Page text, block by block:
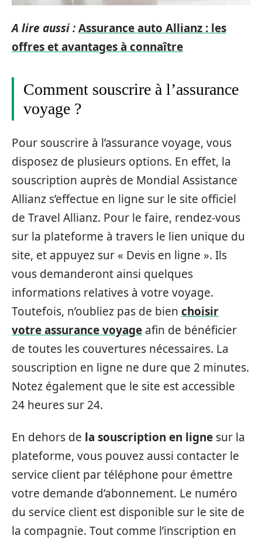
A lire aussi :Assurance auto Allianz : les
offres et avantages à connaître
Comment souscrire à l’assurance
voyage ?
Pour souscrire à l’assurance voyage, vous
disposez de plusieurs options. En effet, la
souscription auprès de Mondial Assistance
Allianz s’effectue en ligne sur le site officiel
de Travel Allianz. Pour le faire, rendez-vous
sur la plateforme à travers le lien unique du
site, et appuyez sur « Devis en ligne ». Ils
vous demanderont ainsi quelques
informations relatives à votre voyage.
Toutefois, n’oubliez pas de bien choisir
votre assurance voyage afin de bénéficier
de toutes les couvertures nécessaires. La
souscription en ligne ne dure que 2 minutes.
Notez également que le site est accessible
24 heures sur 24.
En dehors de la souscription en ligne sur la
plateforme, vous pouvez aussi contacter le
service client par téléphone pour émettre
votre demande d’abonnement. Le numéro
du service client est disponible sur le site de
la compagnie. Tout comme l’inscription en